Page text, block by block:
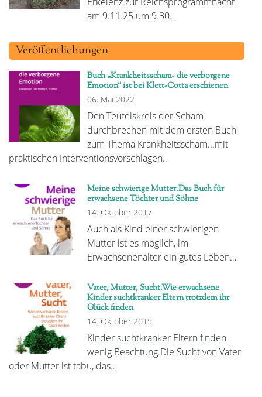
am 9.11.25 um 9.30…
Veröffentlichungen
Buch „Krankheitsscham- die verborgene
Emotion“ ist bei Klett-Cotta erschienen
06. Mai 2022
Den Teufelskreis der Scham
durchbrechen mit dem ersten Buch
zum Thema Krankheitsscham...mit
praktischen Interventionsvorschlägen…
Meine schwierige Mutter.Das Buch für
erwachsene Töchter und Söhne
14. Oktober 2017
Auch als Kind einer schwierigen
Mutter ist es möglich, im
Erwachsenenalter ein gutes Leben…
Vater, Mutter, Sucht.Wie erwachsene
Kinder suchtkranker Eltern trotzdem ihr
Glück finden
14. Oktober 2015
Kinder suchtkranker Eltern finden
wenig Beachtung.Die Sucht von Vater
oder Mutter ist tabu, das…